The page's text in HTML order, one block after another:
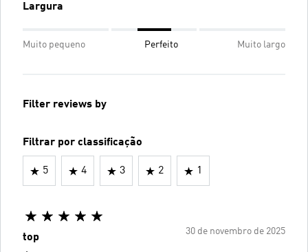
Largura
Muito pequeno Perfeito Muito largo
Filter reviews by
Filtrar por classificação
5 4 3 2 1
30 de novembro de 2025
top